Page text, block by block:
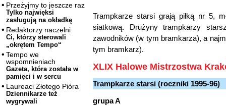
Przeżyjmy to jeszcze raz
Tylko najwięksi
zasługują na okładkę
Redaktorzy naczelni
Ci, którzy sterowali
„okrętem Tempo“
Tempo we
wspomnieniach
Gazeta, która została w
pamięci i w sercu
Laureaci Złotego Pióra
Dziennikarze też
wygrywali
Trampkarze starsi grają piłką nr 5,
siatkową. Drużyny trampkarzy
zawodników (w tym bramkarza), a
tym bramkarz).
XLIX Halowe Mistrzostwa
Trampkarze starsi (roczniki 1995-96)
grupa A